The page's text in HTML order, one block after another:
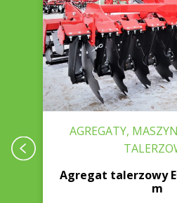
AGREGATY,
Agregat talerzowy
m